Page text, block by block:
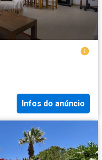
Infos do anúncio